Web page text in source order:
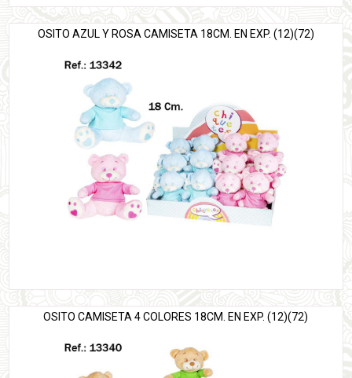
OSITO AZUL Y ROSA CAMISETA 18CM. EN EXP. (12)(72)
OSITO CAMISETA 4 COLORES 18CM. EN EXP. (12)(72)